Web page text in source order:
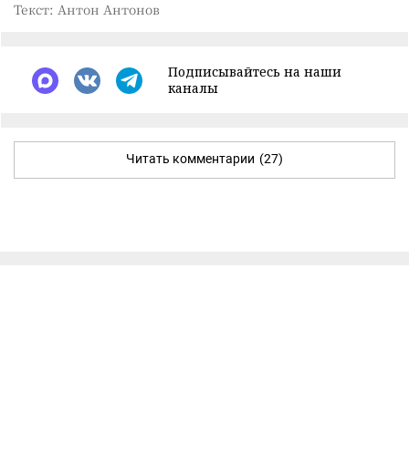
Текст: Антон Антонов
Подписывайтесь на наши
каналы
Читать комментарии (27)